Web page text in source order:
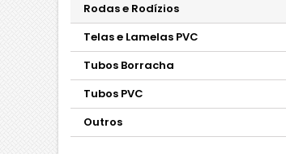
Rodas e Rodízios
Telas e Lamelas PVC
Tubos Borracha
Tubos PVC
Outros